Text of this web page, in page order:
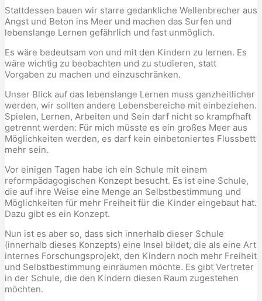
Stattdessen bauen wir starre gedankliche Wellenbrecher aus
Angst und Beton ins Meer und machen das Surfen und
lebenslange Lernen gefährlich und fast unmöglich.
Es wäre bedeutsam von und mit den Kindern zu lernen. Es
wäre wichtig zu beobachten und zu studieren, statt
Vorgaben zu machen und einzuschränken.
Unser Blick auf das lebenslange Lernen muss ganzheitlicher
werden, wir sollten andere Lebensbereiche mit einbeziehen.
Spielen, Lernen, Arbeiten und Sein darf nicht so krampfhaft
getrennt werden: Für mich müsste es ein großes Meer aus
Möglichkeiten werden, es darf kein einbetoniertes Flussbett
mehr sein.
Vor einigen Tagen habe ich ein Schule mit einem
reformpädagogischen Konzept besucht. Es ist eine Schule,
die auf ihre Weise eine Menge an Selbstbestimmung und
Möglichkeiten für mehr Freiheit für die Kinder eingebaut hat.
Dazu gibt es ein Konzept.
Nun ist es aber so, dass sich innerhalb dieser Schule
(innerhalb dieses Konzepts) eine Insel bildet, die als eine Art
internes Forschungsprojekt, den Kindern noch mehr Freiheit
und Selbstbestimmung einräumen möchte. Es gibt Vertreter
in der Schule, die den Kindern diesen Raum zugestehen
möchten.